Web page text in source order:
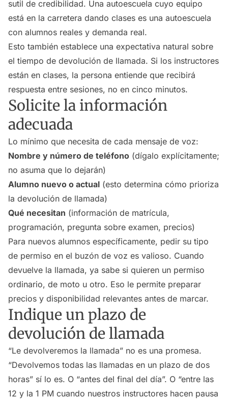
sutil de credibilidad. Una autoescuela cuyo equipo
está en la carretera dando clases es una autoescuela
con alumnos reales y demanda real.
Esto también establece una expectativa natural sobre
el tiempo de devolución de llamada. Si los instructores
están en clases, la persona entiende que recibirá
respuesta entre sesiones, no en cinco minutos.
Solicite la información
adecuada
Lo mínimo que necesita de cada mensaje de voz:
Nombre y número de teléfono (dígalo explícitamente;
no asuma que lo dejarán)
Alumno nuevo o actual (esto determina cómo prioriza
la devolución de llamada)
Qué necesitan (información de matrícula,
programación, pregunta sobre examen, precios)
Para nuevos alumnos específicamente, pedir su tipo
de permiso en el buzón de voz es valioso. Cuando
devuelve la llamada, ya sabe si quieren un permiso
ordinario, de moto u otro. Eso le permite preparar
precios y disponibilidad relevantes antes de marcar.
Indique un plazo de
devolución de llamada
“Le devolveremos la llamada” no es una promesa.
“Devolvemos todas las llamadas en un plazo de dos
horas” sí lo es. O “antes del final del día”. O “entre las
12 y la 1 PM cuando nuestros instructores hacen pausa